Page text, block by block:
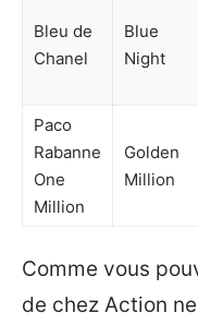
Bleu de
Chanel
Blue
Night
Paco
Rabanne
One
Million
Golden
Million
Comme vous
de chez Action